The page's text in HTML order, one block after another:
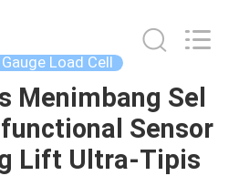
Load Cell
Menimbang Sel
Sensor
Lift Ultra-Tipis